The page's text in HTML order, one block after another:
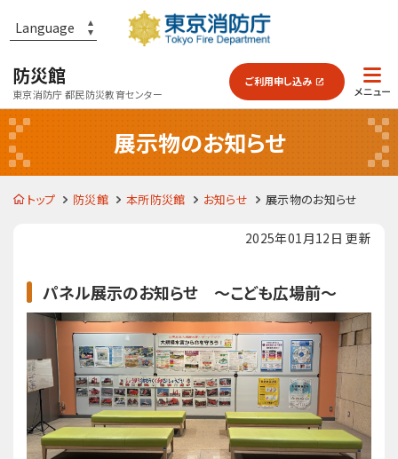
防災館
東京消防庁 都民防災教育センター
防災館とは？
予習・復習
よくあるご質問
ご利用申し込み
展示物のお知らせ
トップ 防災館 本所防災館 お知らせ 展示物のお知らせ
2025年01月12日 更新
パネル展示のお知らせ ～こども広場前～